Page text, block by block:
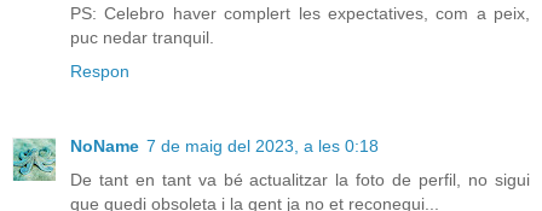
PS: Celebro haver complert les expectatives, com a peix,
puc nedar tranquil.
Respon
NoName 7 de maig del 2023, a les 0:18
De tant en tant va bé actualitzar la foto de perfil, no sigui
que quedi obsoleta i la gent ja no et reconegui...